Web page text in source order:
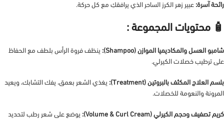
رائحة آسرة: عبير زهر الكرز الساحر الذي يرافقكِ مع كل حركة.
🧴 محتويات المجموعة :
شامبو العسل والمكاديميا الموازن (Shampoo):
ينظف فروة الرأس بلطف مع الحفاظ
على ترطيب خصلات الكيرلي.
بلسم العلاج المكثف بالبروتين (Treatment):
يغذي الشعر بعمق، يفك التشابك، ويعيد
المرونة والنعومة للخصلات.
كريم تصفيف وحجم الكيرلي (Volume & Curl Cream):
يوضع على شعر رطب لتحديد